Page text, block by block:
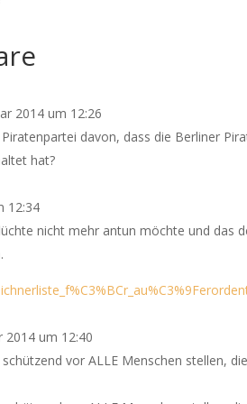
2014 um 12:26
davon, dass die Berliner
hat?
12:34
nicht mehr antun möchte und das
2014 um 12:40
vor ALLE Menschen stellen,